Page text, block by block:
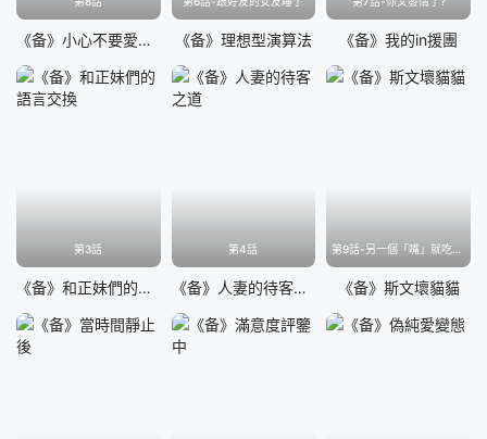
《备》小心不要愛上你 《备》理想型演算法 《备》我的in援團
第3話
《备》和正妹們的語言交換
第4話
《备》人妻的待客之道 《备》斯文壞貓貓